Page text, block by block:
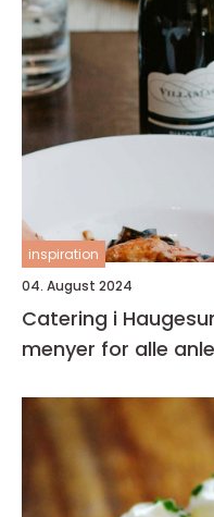
inspiration
04. August 2024
Catering i
menyer for alle